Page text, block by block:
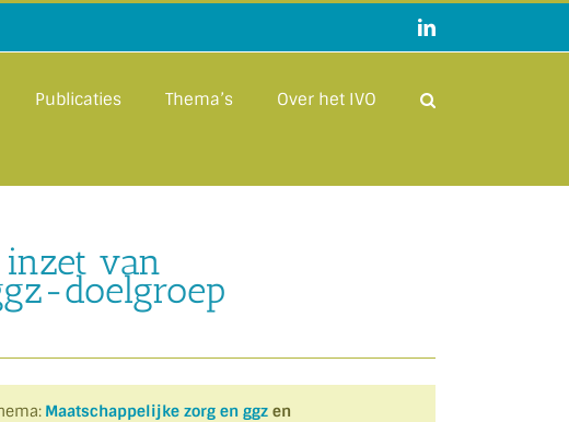
LinkedIn
Publicaties Thema’s Over het IVO
inzet van
doelgroep
Maatschappelijke zorg en ggz en